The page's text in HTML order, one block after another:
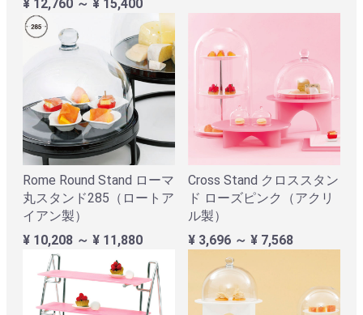
¥ 12,760 ～ ¥ 15,400
Rome Round Stand ローマ
丸スタンド285（ロートア
イアン製）
¥ 10,208 ～ ¥ 11,880
Cross Stand クロススタン
ド ローズピンク（アクリ
ル製）
¥ 3,696 ～ ¥ 7,568